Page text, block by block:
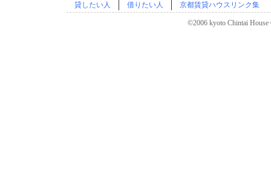
貸したい人
借りたい人 京都賃貸ハウスリンク集
©2006 kyoto Chintai House